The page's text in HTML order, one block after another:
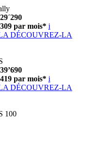
par mois* i
DÉCOUVREZ-LA
par mois* i
DÉCOUVREZ-LA
100